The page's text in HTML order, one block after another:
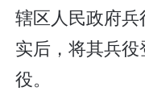
辖区人民政府
实后，将其兵
役。